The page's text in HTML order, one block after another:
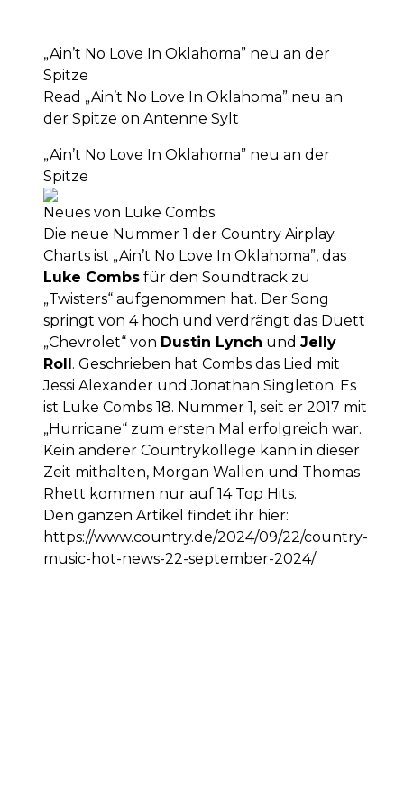
„Ain’t No Love In Oklahoma” neu an der
Spitze
Read „Ain’t No Love In Oklahoma” neu an
der Spitze on Antenne Sylt
„Ain’t No Love In Oklahoma” neu an der
Spitze
Neues von Luke Combs
Die neue Nummer 1 der Country Airplay
Charts ist „Ain’t No Love In Oklahoma”, das
Luke Combs für den Soundtrack zu
„Twisters“ aufgenommen hat. Der Song
springt von 4 hoch und verdrängt das Duett
„Chevrolet“ von Dustin Lynch und Jelly
Roll. Geschrieben hat Combs das Lied mit
Jessi Alexander und Jonathan Singleton. Es
ist Luke Combs 18. Nummer 1, seit er 2017 mit
„Hurricane“ zum ersten Mal erfolgreich war.
Kein anderer Countrykollege kann in dieser
Zeit mithalten, Morgan Wallen und Thomas
Rhett kommen nur auf 14 Top Hits.
Den ganzen Artikel findet ihr hier:
https://www.country.de/2024/09/22/country-
music-hot-news-22-september-2024/